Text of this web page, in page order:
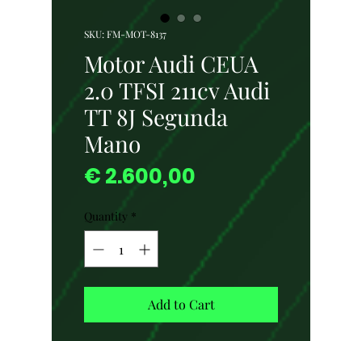
SKU: FM-MOT-8137
Motor Audi CEUA
2.0 TFSI 211cv Audi
TT 8J Segunda
Mano
€ 2.600,00
Quantity *
Add to Cart